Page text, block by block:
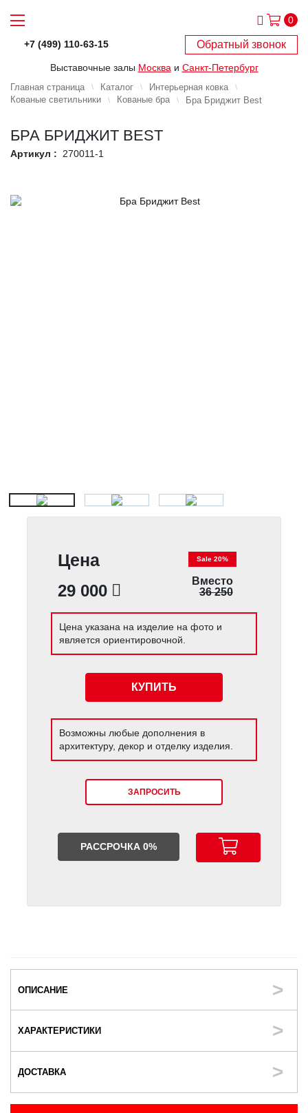
0
+7 (499) 110-63-15 Обратный звонок
Выставочные залы Москва и Санкт-Петербург
Главная страница Каталог
Интерьерная ковка
Кованые светильники
Кованые бра Бра Бриджит Best
БРА БРИДЖИТ BEST
Артикул : 270011-1
Цена
29 000
Sale 20%
Вместо
36 250
Цена указана на изделие на фото и
является ориентировочной.
КУПИТЬ
Возможны любые дополнения в
архитектуру, декор и отделку изделия.
ЗАПРОСИТЬ
РАССРОЧКА 0%
ОПИСАНИЕ
ХАРАКТЕРИСТИКИ
ДОСТАВКА